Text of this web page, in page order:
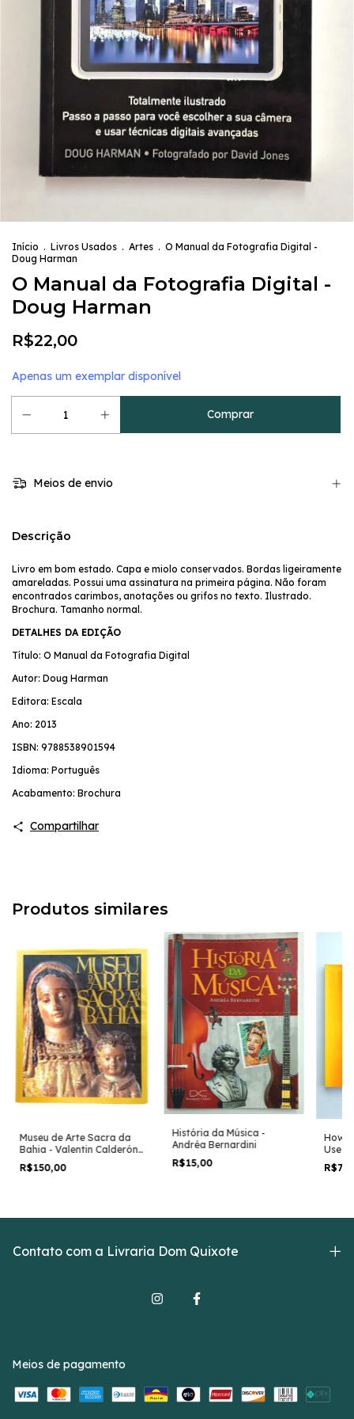
Início . Livros Usados . Artes . O Manual da Fotografia Digital -
Doug Harman
O Manual da Fotografia Digital -
Doug Harman
R$22,00
Apenas um exemplar disponível
Meios de envio
Descrição
Livro em bom estado. Capa e miolo conservados. Bordas ligeiramente
amareladas. Possui uma assinatura na primeira página. Não foram
encontrados carimbos, anotações ou grifos no texto. Ilustrado.
Brochura. Tamanho normal.
DETALHES DA EDIÇÃO
Título: O Manual da Fotografia Digital
Autor: Doug Harman
Editora: Escala
Ano: 2013
ISBN: 9788538901594
Idioma: Português
Acabamento: Brochura
Compartilhar
Produtos similares
Museu de Arte Sacra da
Bahia - Valentin Calderón
de La Vara
R$150,00
História da Música -
Andréa Bernardini
R$15,00
How
Use
Em
Contato com a Livraria Dom Quixote
Meios de pagamento